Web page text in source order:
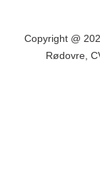
Copyright @
Rødovre,